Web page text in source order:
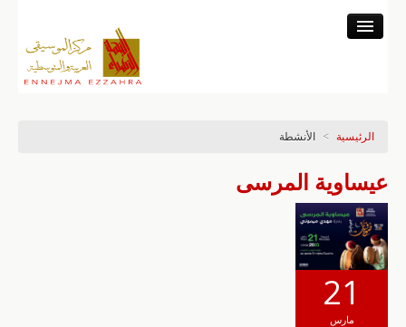
خزينة التسجيلات
النشاط الموسيقي
البرنامج والتذاكر
الرئيسية > الأنشطة
عيساوية المرسى
21
مارس